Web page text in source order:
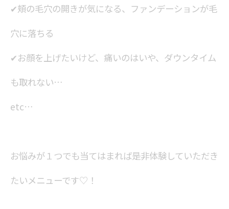
✔頬の毛穴の開きが気になる、ファンデーションが毛
穴に落ちる
✔お顔を上げたいけど、痛いのはいや、ダウンタイム
も取れない…
etc…
お悩みが１つでも当てはまれば是非体験していただき
たいメニューです♡！